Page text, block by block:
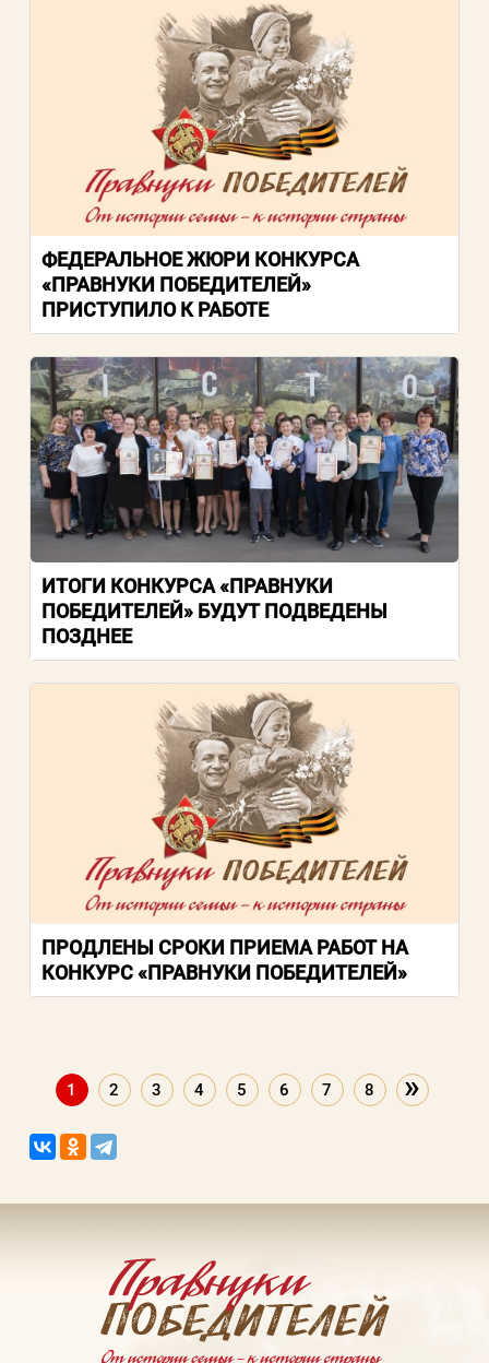
ФЕДЕРАЛЬНОЕ ЖЮРИ КОНКУРСА
«ПРАВНУКИ ПОБЕДИТЕЛЕЙ»
ПРИСТУПИЛО К РАБОТЕ
ИТОГИ КОНКУРСА «ПРАВНУКИ
ПОБЕДИТЕЛЕЙ» БУДУТ ПОДВЕДЕНЫ
ПОЗДНЕЕ
ПРОДЛЕНЫ СРОКИ ПРИЕМА РАБОТ НА
КОНКУРС «ПРАВНУКИ ПОБЕДИТЕЛЕЙ»
1 2 3 4 5 6 7 8 »